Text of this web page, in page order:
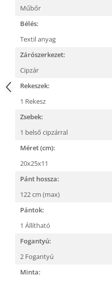
Műbőr
Bélés:
Textil anyag
Zárószerkezet:
Cipzár
Rekeszek:
1 Rekesz
Zsebek:
1 belső cipzárral
Méret (cm):
20x25x11
Pánt hossza:
122 cm (max)
Pántok:
1 Állítható
Fogantyú:
2 Fogantyú
Minta: